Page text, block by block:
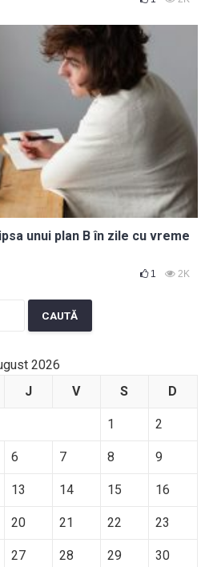
unui plan B în zile cu vreme
1 2K
2026
J V S D
1 2
6 7 8 9
13 14 15 16
20 21 22 23
27 28 29 30